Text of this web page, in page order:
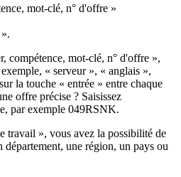
mot-clé, n° d'offre »
compétence, mot-clé, n° d'offre »,
« serveur », « anglais »,
la touche « entrée » entre chaque
offre précise ? Saisissez
par exemple 049RSNK.
travail », vous avez la possibilité de
département, une région, un pays ou